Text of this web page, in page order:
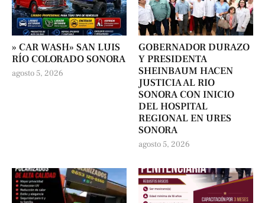
» CAR WASH» SAN LUIS
RÍO COLORADO SONORA
agosto 5, 2026
GOBERNADOR DURAZO
Y PRESIDENTA
SHEINBAUM HACEN
JUSTICIA AL RIO
SONORA CON INICIO
DEL HOSPITAL
REGIONAL EN URES
SONORA
agosto 5, 2026